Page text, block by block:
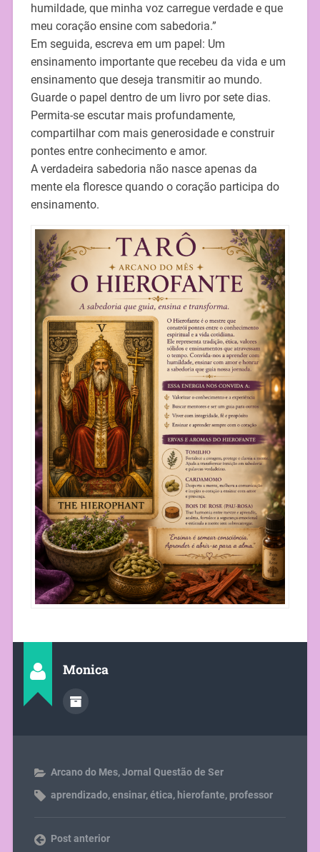
humildade, que minha voz carregue verdade e que
meu coração ensine com sabedoria.”
Em seguida, escreva em um papel: Um
ensinamento importante que recebeu da vida e um
ensinamento que deseja transmitir ao mundo.
Guarde o papel dentro de um livro por sete dias.
Permita-se escutar mais profundamente,
compartilhar com mais generosidade e construir
pontes entre conhecimento e amor.
A verdadeira sabedoria não nasce apenas da
mente ela floresce quando o coração participa do
ensinamento.
Monica
Arcano do Mes,Jornal Questão de Ser
aprendizado,ensinar,ética, hierofante, professor
Post anterior